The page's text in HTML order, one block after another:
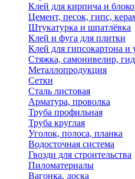
Клей для кирпича и
Цемент, песок, гипс,
Штукатурка и шпатлёвка
Клей и фуга для плитки
Клей для гипсокартона и
Стяжка, самонивелир,
Металлопродукция
Сетки
Сталь листовая
Арматура, проволка
Труба профильная
Труба круглая
Уголок, полоса, планка
Водосточная система
Гвозди для строительства
Пиломатериалы
Вагонка, доска